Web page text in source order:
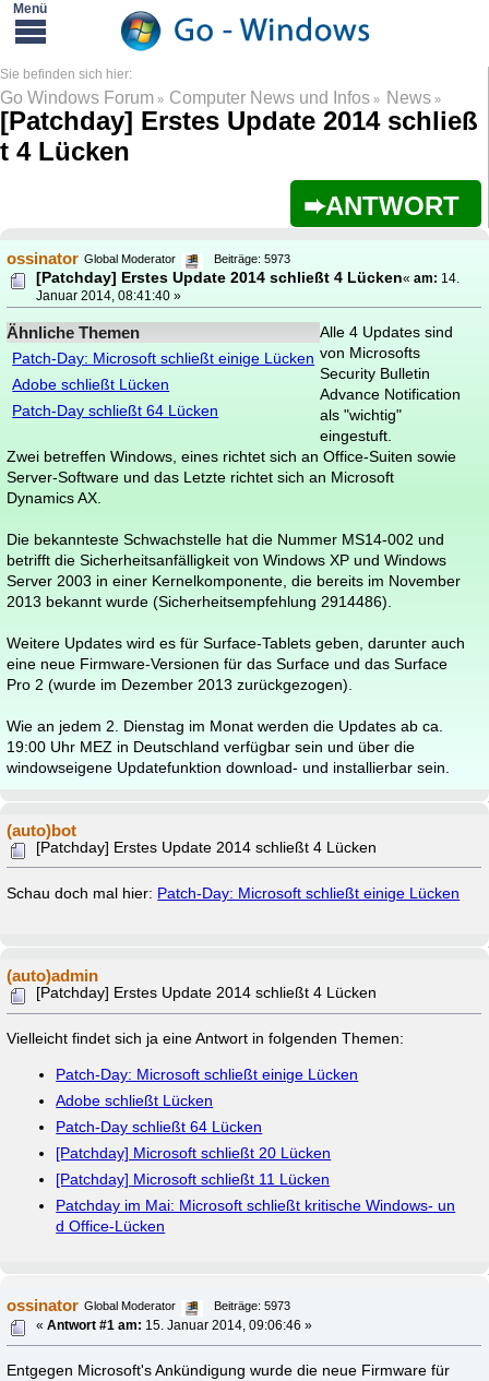
Go Windows Forum » Computer News und Infos » News»
[Patchday] Erstes Update 2014 schließ
t 4 Lücken
ANTWORT
ossinator Global Moderator Beiträge: 5973
[Patchday] Erstes Update 2014 schließt 4 Lücken«am: 14.
Januar 2014, 08:41:40 »
Ähnliche Themen
Patch-Day: Microsoft schließt einige Lücken
Adobe schließt Lücken
Patch-Day schließt 64 Lücken
Alle 4 Updates sind
von Microsofts
Security Bulletin
Advance Notification
als "wichtig"
eingestuft.
Zwei betreffen Windows, eines richtet sich an Office-Suiten sowie
Server-Software und das Letzte richtet sich an Microsoft
Dynamics AX.
Die bekannteste Schwachstelle hat die Nummer MS14-002 und
betrifft die Sicherheitsanfälligkeit von Windows XP und Windows
Server 2003 in einer Kernelkomponente, die bereits im November
2013 bekannt wurde (Sicherheitsempfehlung 2914486).
Weitere Updates wird es für Surface-Tablets geben, darunter auch
eine neue Firmware-Versionen für das Surface und das Surface
Pro 2 (wurde im Dezember 2013 zurückgezogen).
Wie an jedem 2. Dienstag im Monat werden die Updates ab ca.
19:00 Uhr MEZ in Deutschland verfügbar sein und über die
windowseigene Updatefunktion download- und installierbar sein.
(auto)bot
[Patchday] Erstes Update 2014 schließt 4 Lücken
Schau doch mal hier: Patch-Day: Microsoft schließt einige Lücken
(auto)admin
[Patchday] Erstes Update 2014 schließt 4 Lücken
Vielleicht findet sich ja eine Antwort in folgenden Themen:
Patch-Day: Microsoft schließt einige Lücken
Adobe schließt Lücken
Patch-Day schließt 64 Lücken
[Patchday] Microsoft schließt 20 Lücken
[Patchday] Microsoft schließt 11 Lücken
Patchday im Mai: Microsoft schließt kritische Windows- un
d Office-Lücken
ossinator Global Moderator
Beiträge: 5973
«Antwort #1 am: 15. Januar 2014, 09:06:46 »
Entgegen Microsoft's Ankündigung wurde die neue Firmware für